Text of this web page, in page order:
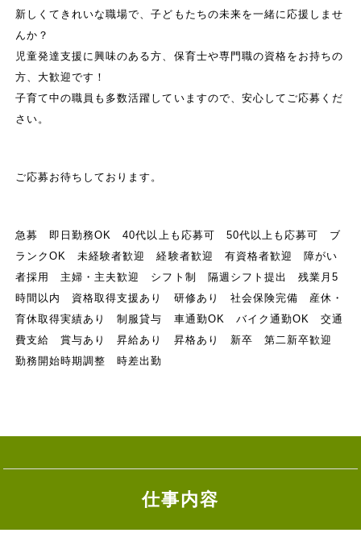
新しくてきれいな職場で、子どもたちの未来を一緒に応援しませ
んか？
児童発達支援に興味のある方、保育士や専門職の資格をお持ちの
方、大歓迎です！
子育て中の職員も多数活躍していますので、安心してご応募くだ
さい。
ご応募お待ちしております。
急募 即日勤務OK 40代以上も応募可 50代以上も応募可 ブ
ランクOK 未経験者歓迎 経験者歓迎 有資格者歓迎 障がい
者採用 主婦・主夫歓迎 シフト制 隔週シフト提出 残業月5
時間以内 資格取得支援あり 研修あり 社会保険完備 産休・
育休取得実績あり 制服貸与 車通勤OK バイク通勤OK 交通
費支給 賞与あり 昇給あり 昇格あり 新卒 第二新卒歓迎
勤務開始時期調整 時差出勤
仕事内容